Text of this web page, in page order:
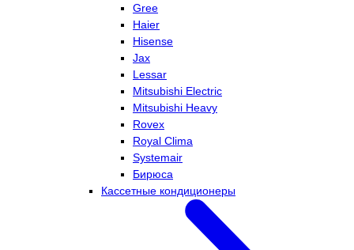
Gree
Haier
Hisense
Jax
Lessar
Mitsubishi Electric
Mitsubishi Heavy
Rovex
Royal Clima
Systemair
Бирюса
Кассетные кондиционеры